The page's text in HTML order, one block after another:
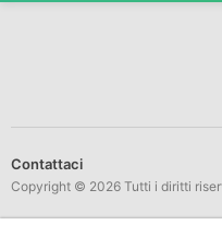
Contattaci
Copyright © 2026 Tutti i diritti